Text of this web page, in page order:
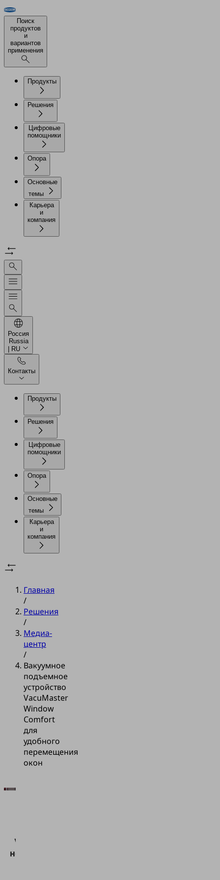
Поиск
продуктов
и
вариантов
применения
Продукты
Решения
Цифровые
помощники
Опора
Основные
темы
Карьера
и
компания
Россия
Russia
| RU
Контакты
Продукты
Решения
Цифровые
помощники
Опора
Основные
темы
Карьера
и
компания
Главная
/
Решения
/
Медиа-
центр
/
Вакуумное
подъемное
устройство
VacuMaster
Window
Comfort
для
удобного
перемещения
окон
Vimeo нам
необходимо